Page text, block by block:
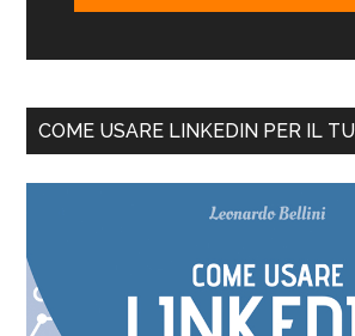
COME USARE LINKEDIN PER IL